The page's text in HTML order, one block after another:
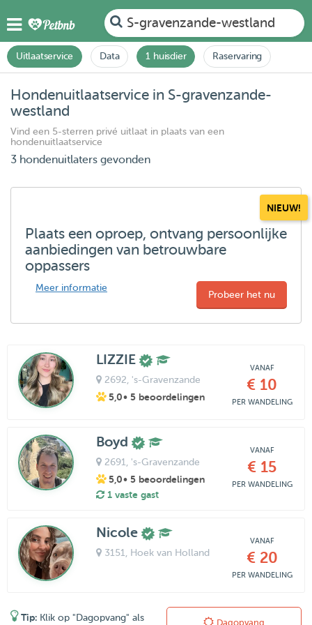
S-gravenzande-westland
Uitlaatservice Data 1 huisdier Raservaring
Hondenuitlaatservice in S-gravenzande-
westland
Vind een 5-sterren privé uitlaat in plaats van een
hondenuitlaatservice
3 hondenuitlaters gevonden
NIEUW!
Plaats een oproep, ontvang persoonlijke
aanbiedingen van betrouwbare
oppassers
Meer informatie
Probeer het nu
LIZZIE
2692 , 's-Gravenzande
5,0• 5 beoordelingen
VANAF
€ 10
PER WANDELING
Boyd
2691 , 's-Gravenzande
5,0• 5 beoordelingen
1 vaste gast
VANAF
€ 15
PER WANDELING
Nicole
3151 , Hoek van Holland
VANAF
€ 20
PER WANDELING
Tip: Klik op "Dagopvang" als Dagopvang